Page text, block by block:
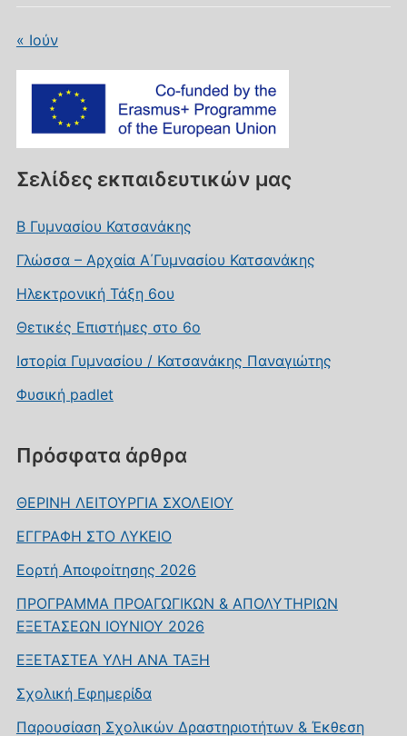
« Ιούν
Σελίδες εκπαιδευτικών μας
Β Γυμνασίου Κατσανάκης
Γλώσσα – Αρχαία Α΄Γυμνασίου Κατσανάκης
Ηλεκτρονική Τάξη 6ου
Θετικές Επιστήμες στο 6ο
Ιστορία Γυμνασίου / Κατσανάκης Παναγιώτης
Φυσική padlet
Πρόσφατα άρθρα
ΘΕΡΙΝΗ ΛΕΙΤΟΥΡΓΙΑ ΣΧΟΛΕΙΟΥ
ΕΓΓΡΑΦΗ ΣΤΟ ΛΥΚΕΙΟ
Εορτή Αποφοίτησης 2026
ΠΡΟΓΡΑΜΜΑ ΠΡΟΑΓΩΓΙΚΩΝ & ΑΠΟΛΥΤΗΡΙΩΝ
ΕΞΕΤΑΣΕΩΝ ΙΟΥΝΙΟΥ 2026
ΕΞΕΤΑΣΤΕΑ ΥΛΗ ΑΝΑ ΤΑΞΗ
Σχολική Εφημερίδα
Παρουσίαση Σχολικών Δραστηριοτήτων & Έκθεση